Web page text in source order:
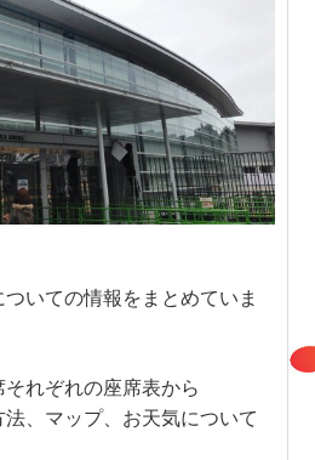
いての情報をまとめていま
れぞれの座席表から
、マップ、お天気について